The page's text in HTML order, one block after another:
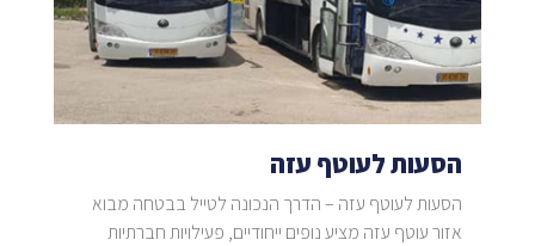
הסעות לעוטף עזה
הסעות לעוטף עזה – הדרך הנכונה לטייל בבטחה מבוא
אזור עוטף עזה מציע נופים ייחודיים, פעילויות חברתיות